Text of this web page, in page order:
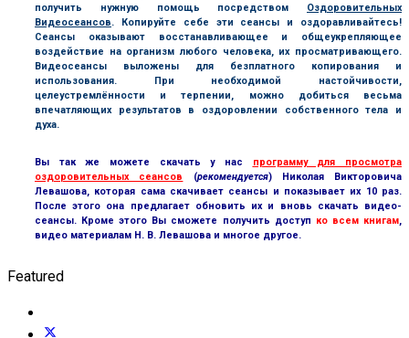
получить нужную помощь посредством Оздоровительных
Видеосеансов. Копируйте себе эти сеансы и оздоравливайтесь!
Сеансы оказывают восстанавливающее и общеукрепляющее
воздействие на организм любого человека, их просматривающего.
Видеосеансы выложены для безплатного копирования и
использования. При необходимой настойчивости,
целеустремлённости и терпении, можно добиться весьма
впечатляющих результатов в оздоровлении собственного тела и
духа.
Вы так же можете скачать у нас
программу для просмотра
оздоровительных сеансов (рекомендуется) Николая Викторовича
Левашова, которая сама скачивает сеансы и показывает их 10 раз.
После этого она предлагает обновить их и вновь скачать видео-
сеансы. Кроме этого Вы сможете получить доступ ко всем книгам,
видео материалам Н. В. Левашова и многое другое.
Featured